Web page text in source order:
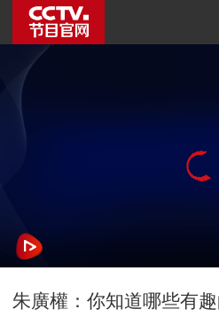
朱廣權：你知道哪些有